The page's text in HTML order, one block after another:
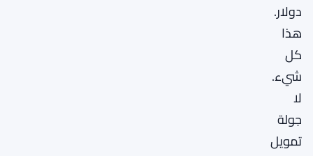
دولار.
هذا
كل
شيء.
لا
جولة
تمويل